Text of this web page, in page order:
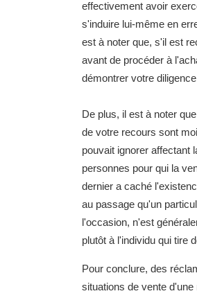
effectivement avoir
s'induire lui-même en
est à noter que, s'il est
avant de procéder à
démontrer votre
De plus, il est à noter
de votre recours sont
pouvait ignorer affectant
personnes pour qui la
dernier a caché
au passage qu'un
l'occasion, n'est
plutôt à l'individu qui tire
Pour conclure, des
situations de vente